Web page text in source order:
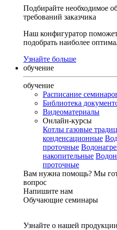
Подбирайте необходимое
требований заказчика
Наш конфигуратор
подобрать наиболее
Узнайте больше
обучение
обучение
Расписание
Библиотека
Видеоматериалы
Онлайн-курсы
Котлы газовые
конденсационные
проточные
накопительные
проточные
Вам нужна помощь? Мы
вопрос
Напишите нам
Обучающие семинары
Узнайте о нашей